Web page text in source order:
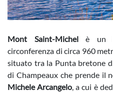
Mont Saint-Michelè un
circonferenza di circa 960
situato tra la Punta bretone
di Champeaux che prende il
Michele Arcangelo, a cui è